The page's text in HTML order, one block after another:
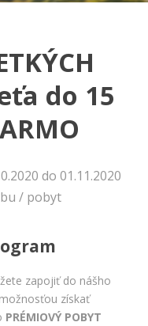
do 15
do 01.11.2020
/ pobyt
zapojiť do nášho
získať
PRÉMIOVÝ POBYT
Tieto cookies
nevyhnutné
správne
napríklad
nastavenia
formulárov.
týchto